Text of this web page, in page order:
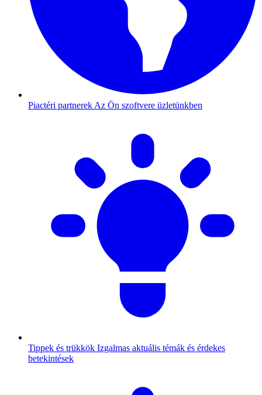
Piactéri partnerek Az Ön szoftvere üzletünkben
Tippek és trükkök Izgalmas aktuális témák és érdekes
betekintések